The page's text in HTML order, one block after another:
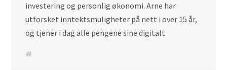
investering og personlig økonomi. Arne har
utforsket inntektsmuligheter på nett i over 15 år,
og tjener i dag alle pengene sine digitalt.